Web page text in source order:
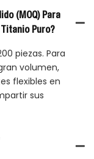
(MOQ) Para
Titanio Puro?
piezas. Para
volumen,
flexibles en
sus